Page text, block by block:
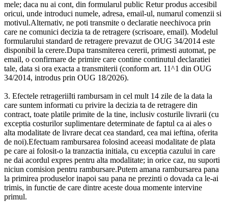
mele; daca nu ai cont, din formularul public Retur produs accesibil
oricui, unde introduci numele, adresa, email-ul, numarul comenzii si
motivul.Alternativ, ne poti transmite o declaratie neechivoca prin
care ne comunici decizia ta de retragere (scrisoare, email). Modelul
formularului standard de retragere prevazut de OUG 34/2014 este
disponibil la cerere.Dupa transmiterea cererii, primesti automat, pe
email, o confirmare de primire care contine continutul declaratiei
tale, data si ora exacta a transmiterii (conform art. 11^1 din OUG
34/2014, introdus prin OUG 18/2026).
3. Efectele retrageriiIti rambursam in cel mult 14 zile de la data la
care suntem informati cu privire la decizia ta de retragere din
contract, toate platile primite de la tine, inclusiv costurile livrarii (cu
exceptia costurilor suplimentare determinate de faptul ca ai ales o
alta modalitate de livrare decat cea standard, cea mai ieftina, oferita
de noi).Efectuam rambursarea folosind aceeasi modalitate de plata
pe care ai folosit-o la tranzactia initiala, cu exceptia cazului in care
ne dai acordul expres pentru alta modalitate; in orice caz, nu suporti
niciun comision pentru rambursare.Putem amana rambursarea pana
la primirea produselor inapoi sau pana ne prezinti o dovada ca le-ai
trimis, in functie de care dintre aceste doua momente intervine
primul.